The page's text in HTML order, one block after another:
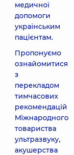
медичної
допомоги
українським
пацієнтам.
Пропонуємо
ознайомитися
з
перекладом
тимчасових
рекомендацій
Міжнародного
товариства
ультразвуку,
акушерства